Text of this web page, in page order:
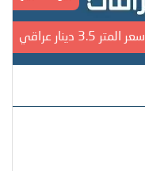
سعر المتر 3.5 دينار عراقي